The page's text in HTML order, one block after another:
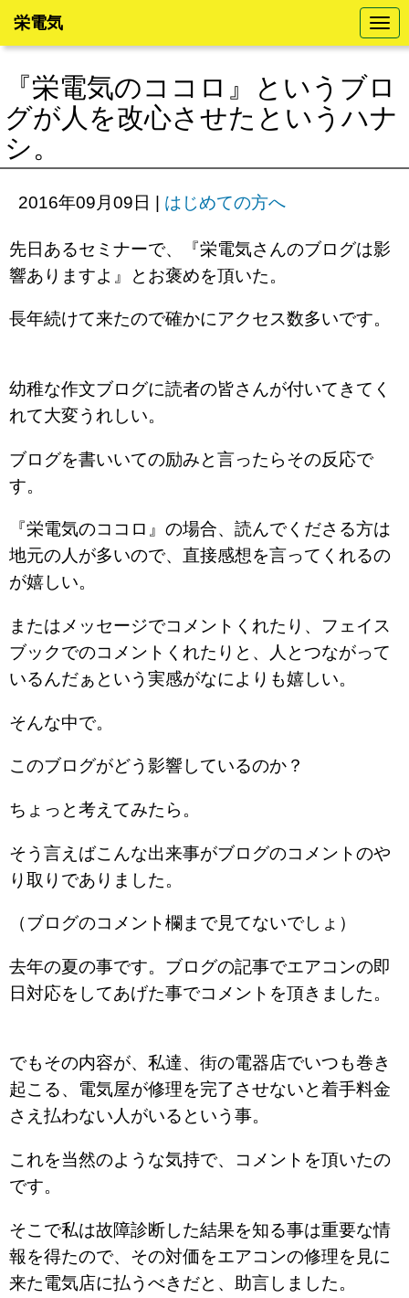
N
a
v
g
a
t
i
栄電気
『栄電気のココロ』というブロ
グが人を改心させたというハナ
シ。
2016年09月09日 | はじめての方へ
先日あるセミナーで、『栄電気さんのブログは影
響ありますよ』とお褒めを頂いた。
長年続けて来たので確かにアクセス数多いです。
幼稚な作文ブログに読者の皆さんが付いてきてく
れて大変うれしい。
ブログを書いいての励みと言ったらその反応で
す。
『栄電気のココロ』の場合、読んでくださる方は
地元の人が多いので、直接感想を言ってくれるの
が嬉しい。
またはメッセージでコメントくれたり、フェイス
ブックでのコメントくれたりと、人とつながって
いるんだぁという実感がなによりも嬉しい。
そんな中で。
このブログがどう影響しているのか？
ちょっと考えてみたら。
そう言えばこんな出来事がブログのコメントのや
り取りでありました。
（ブログのコメント欄まで見てないでしょ）
去年の夏の事です。ブログの記事でエアコンの即
日対応をしてあげた事でコメントを頂きました。
でもその内容が、私達、街の電器店でいつも巻き
起こる、電気屋が修理を完了させないと着手料金
さえ払わない人がいるという事。
これを当然のような気持で、コメントを頂いたの
です。
そこで私は故障診断した結果を知る事は重要な情
報を得たので、その対価をエアコンの修理を見に
来た電気店に払うべきだと、助言しました。